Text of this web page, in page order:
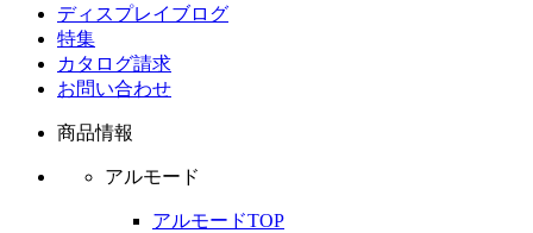
ディスプレイブログ
特集
カタログ請求
お問い合わせ
商品情報
アルモード
アルモードTOP